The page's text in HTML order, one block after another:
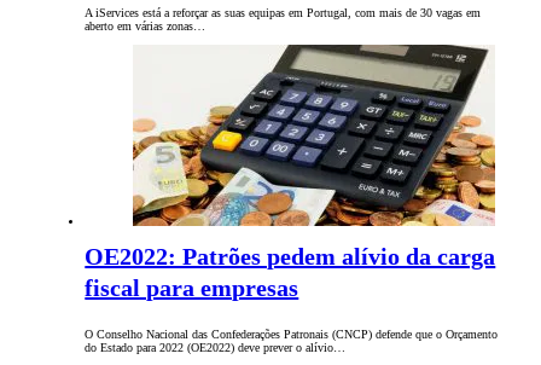
A iServices está a reforçar as suas equipas em Portugal, com mais de 30 vagas em
aberto em várias zonas…
OE2022: Patrões pedem alívio da carga
fiscal para empresas
O Conselho Nacional das Confederações Patronais (CNCP) defende que o Orçamento
do Estado para 2022 (OE2022) deve prever o alívio…